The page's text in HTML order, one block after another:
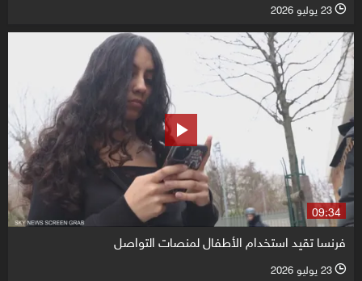
l 23 يوليو 2026
09:34
فرنسا تقيد استخدام الأطفال لمنصات التواصل
l 23 يوليو 2026